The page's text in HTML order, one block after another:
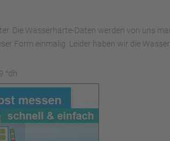
Die Wasserhärte-Daten werden von uns
Form einmalig. Leider haben wir die
°dh